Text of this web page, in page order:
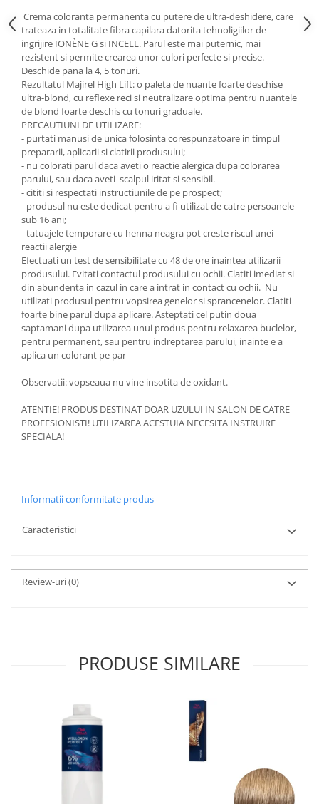
Crema coloranta permanenta cu putere de ultra-deshidere, care
trateaza in totalitate fibra capilara datorita tehnoligiilor de
ingrijire IONÈNE G si INCELL. Parul este mai puternic, mai
rezistent si permite crearea unor culori perfecte si precise.
Deschide pana la 4, 5 tonuri.
Rezultatul Majirel High Lift: o paleta de nuante foarte deschise
ultra-blond, cu reflexe reci si neutralizare optima pentru nuantele
de blond foarte deschis cu tonuri graduale.
PRECAUTIUNI DE UTILIZARE:
- purtati manusi de unica folosinta corespunzatoare in timpul
prepararii, aplicarii si clatirii produsului;
- nu colorati parul daca aveti o reactie alergica dupa colorarea
parului, sau daca aveti scalpul iritat si sensibil.
- cititi si respectati instructiunile de pe prospect;
- produsul nu este dedicat pentru a fi utilizat de catre persoanele
sub 16 ani;
- tatuajele temporare cu henna neagra pot creste riscul unei
reactii alergie
Efectuati un test de sensibilitate cu 48 de ore inaintea utilizarii
produsului. Evitati contactul produsului cu ochii. Clatiti imediat si
din abundenta in cazul in care a intrat in contact cu ochii. Nu
utilizati produsul pentru vopsirea genelor si sprancenelor. Clatiti
foarte bine parul dupa aplicare. Asteptati cel putin doua
saptamani dupa utilizarea unui produs pentru relaxarea buclelor,
pentru permanent, sau pentru indreptarea parului, inainte e a
aplica un colorant pe par
Observatii: vopseaua nu vine insotita de oxidant.
ATENTIE! PRODUS DESTINAT DOAR UZULUI IN SALON DE CATRE
PROFESIONISTI! UTILIZAREA ACESTUIA NECESITA INSTRUIRE
SPECIALA!
Informatii conformitate produs
Caracteristici
Review-uri(0)
PRODUSE SIMILARE